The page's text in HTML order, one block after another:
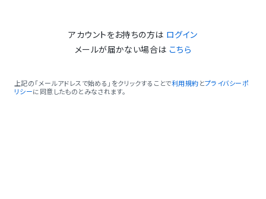
アカウントをお持ちの方は ログイン
メールが届かない場合は こちら
上記の「メールアドレスで始める」をクリックすることで利用規約 とプライバシーポ
リシーに同意したものとみなされます。